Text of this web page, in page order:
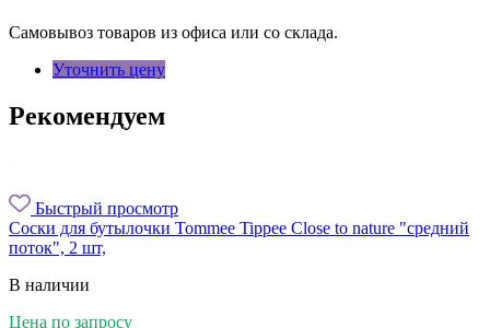
Самовывоз товаров из офиса или со склада.
Уточнить цену
Рекомендуем
Быстрый просмотр
Соски для бутылочки Tommee Tippee Close to nature "средний
поток", 2 шт,
В наличии
Цена по запросу